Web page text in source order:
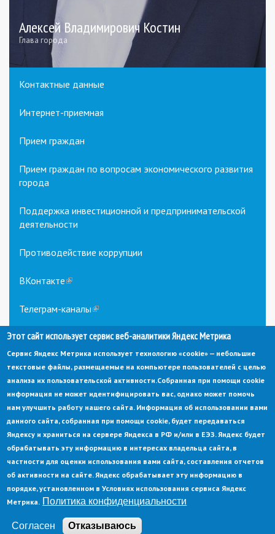
Алексей Владимирович Костин
Глава города
Контактные данные
Интернет-приемная
Прием граждан
Прием граждан по вопросам экономического развития
города
Поддержка инвестиционной и предпринимательской
деятельности
Противодействие коррупции
ВКонтакте(link
external)
Телеграм-каналы(link
external)
© Администрация города Заречный
Электронная почта:
adm@zarechny.zato.ru
sends
e-
mail)
Пензенская обл, г. Заречный, пр-кт. 30-летия Победы, д. 27, 442960
При публикации материалов сайта ссылка на источник обязательна.
Политика конфиденциальности Ссылка на старый сайт
Этот сайт использует сервис веб-аналитики Яндекс Метрика
Сервис Яндекс Метрика использует технологию «cookie» — небольшие
текстовые файлы, размещаемые на компьютере пользователей с целью
анализа их пользовательской активности.Собранная при помощи cookie
информация не может идентифицировать вас, однако может помочь
нам улучшить работу нашего сайта. Информация об использовании вами
данного сайта, собранная при помощи cookie, будет передаваться
Яндексу и храниться на сервере Яндекса в РФ и/или в ЕЭЗ. Яндекс будет
обрабатывать эту информацию в интересах владельца сайта, в
частности для оценки использования вами сайта, составления отчетов
об активности на сайте. Яндекс обрабатывает эту информацию в
порядке, установленном в Условиях использования сервиса Яндекс
Метрика. Политика конфиденциальности
Согласен Отказываюсь